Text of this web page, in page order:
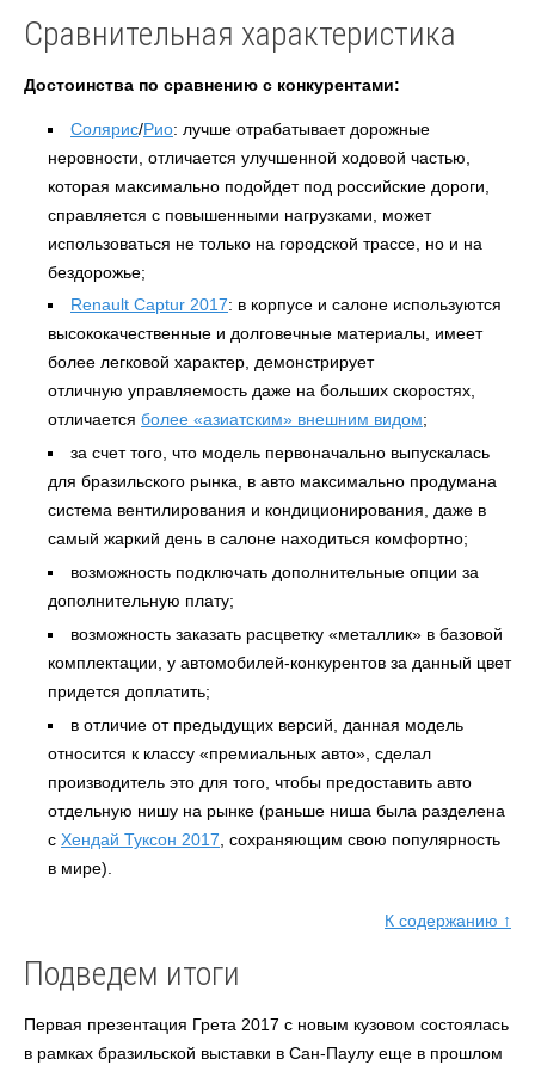
Сравнительная характеристика
Достоинства по сравнению с конкурентами:
Солярис/Рио: лучше отрабатывает дорожные
неровности, отличается улучшенной ходовой частью,
которая максимально подойдет под российские дороги,
справляется с повышенными нагрузками, может
использоваться не только на городской трассе, но и на
бездорожье;
Renault Captur 2017: в корпусе и салоне используются
высококачественные и долговечные материалы, имеет
более легковой характер, демонстрирует
отличную управляемость даже на больших скоростях,
отличается более «азиатским» внешним видом;
за счет того, что модель первоначально выпускалась
для бразильского рынка, в авто максимально продумана
система вентилирования и кондиционирования, даже в
самый жаркий день в салоне находиться комфортно;
возможность подключать дополнительные опции за
дополнительную плату;
возможность заказать расцветку «металлик» в базовой
комплектации, у автомобилей-конкурентов за данный цвет
придется доплатить;
в отличие от предыдущих версий, данная модель
относится к классу «премиальных авто», сделал
производитель это для того, чтобы предоставить авто
отдельную нишу на рынке (раньше ниша была разделена
с Хендай Туксон 2017 , сохраняющим свою популярность
в мире).
К содержанию ↑
Подведем итоги
Первая презентация Грета 2017 с новым кузовом состоялась
в рамках бразильской выставки в Сан-Паулу еще в прошлом